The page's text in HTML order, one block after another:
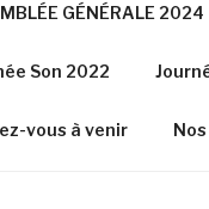
GÉNÉRALE 2024
Son 2022
vous à venir